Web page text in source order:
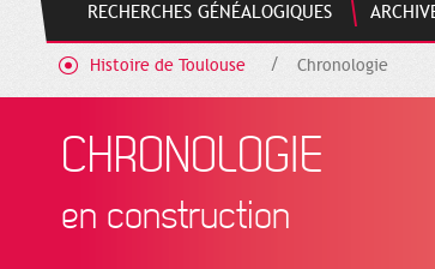
RECHERCHES GÉNÉALOGIQUES
Histoire de Toulouse Chronologie
CHRONOLOGIE
en construction